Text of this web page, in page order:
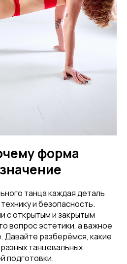
форма
танца каждая деталь
и безопасность.
с открытым и закрытым
вопрос эстетики, а важное
Давайте разберёмся, какие
танцевальных
подготовки.